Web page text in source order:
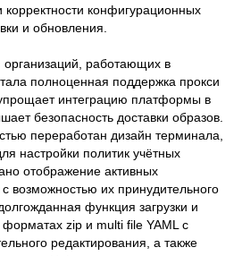
корректности конфигурационных
и обновления.
работающих в
полноценная поддержка прокси
интеграцию платформы в
безопасность доставки образов.
переработан дизайн терминала,
настройки политик учётных
отображение активных
с возможностью их принудительного
функция загрузки и
форматах zip и multi file YAML с
редактирования, а также